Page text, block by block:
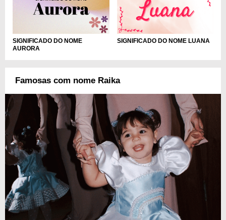
SIGNIFICADO DO NOME
AURORA
SIGNIFICADO DO NOME LUANA
Famosas com nome Raika